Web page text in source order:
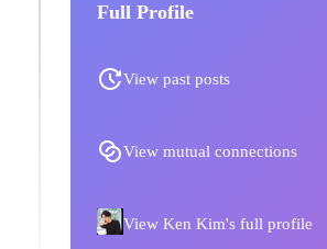
Full Profile
View past posts
View mutual connections
View Ken Kim's full profile